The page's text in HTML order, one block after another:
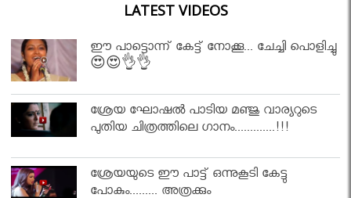
LATEST VIDEOS
ഈ പാട്ടൊന്ന് കേട്ട് നോക്കൂ... ചേച്ചി പൊളിച്ചു
😍😍👌👌
ശ്രേയ ഘോഷൽ പാടിയ മഞ്ജു വാര്യറുടെ
പുതിയ ചിത്രത്തിലെ ഗാനം.............!!!
ശ്രേയയുടെ ഈ പാട്ട് ഒന്നുകൂടി കേട്ടു
പോകും......... അത്രക്കും